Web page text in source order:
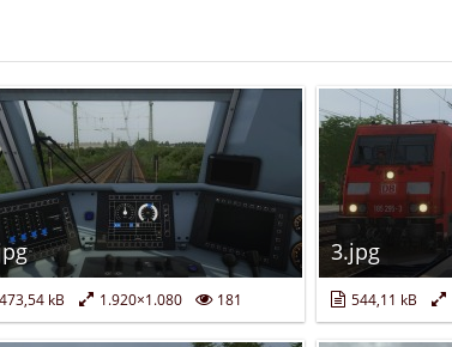
473,54 kB 1.920×1.080 181
3.jpg
544,11 kB